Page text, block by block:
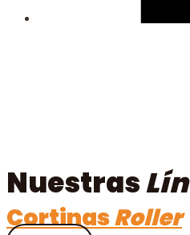
Nuestras
CortinasRoller